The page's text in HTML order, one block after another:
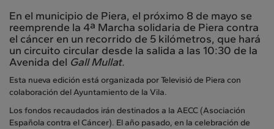
En el municipio de Piera, el próximo 8 de mayo se
reemprende la 4ª Marcha solidaria de Piera contra
el cáncer en un recorrido de 5 kilómetros, que hará
un circuito circular desde la salida a las 10:30 de la
Avenida del Gall Mullat.
Esta nueva edición está organizada por Televisió de Piera con
colaboración del Ayuntamiento de la Vila.
Los fondos recaudados irán destinados a la AECC (Asociación
Española contra el Cáncer). El año pasado, en la celebración de